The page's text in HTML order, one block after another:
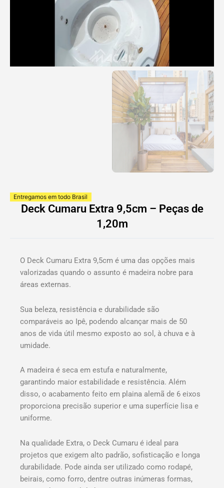
Entregamos em todo Brasil
Deck Cumaru Extra 9,5cm – Peças de
1,20m
O Deck Cumaru Extra 9,5cm é uma das opções mais
valorizadas quando o assunto é madeira nobre para
áreas externas.
Sua beleza, resistência e durabilidade são
comparáveis ao Ipê, podendo alcançar mais de 50
anos de vida útil mesmo exposto ao sol, à chuva e à
umidade.
A madeira é seca em estufa e naturalmente,
garantindo maior estabilidade e resistência. Além
disso, o acabamento feito em plaina alemã de 6 eixos
proporciona precisão superior e uma superfície lisa e
uniforme.
Na qualidade Extra, o Deck Cumaru é ideal para
projetos que exigem alto padrão, sofisticação e longa
durabilidade. Pode ainda ser utilizado como rodapé,
beirais, como forro, dentre outras inúmeras formas,